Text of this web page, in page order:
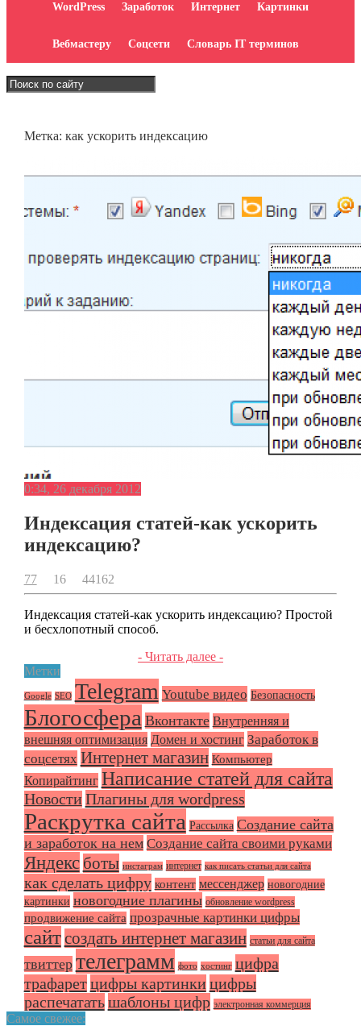
WordPress Заработок Интернет Картинки
Вебмастеру Соцсети Словарь IT терминов
Метка: как ускорить индексацию
0:34, 26 декабря 2012
Индексация статей-как ускорить
индексацию?
77 16 44162
Индексация статей-как ускорить индексацию? Простой
и бесхлопотный способ.
- Читать далее -
Метки
Google SEO Telegram Youtube видео Безопасность
Блогосфера Вконтакте Внутренняя и
внешняя оптимизация Домен и хостинг Заработок в
соцсетях Интернет магазин Компьютер
Копирайтинг Написание статей для сайта
Новости Плагины для wordpress
Раскрутка сайта Рассылка Создание сайта
и заработок на нем Создание сайта своими руками
Яндекс боты инстаграм интернет как писать статьи для сайта
как сделать цифру контент мессенджер новогодние
картинки новогодние плагины обновление wordpress
продвижение сайта прозрачные картинки цифры
сайтсоздать интернет магазин статьи для сайта
твиттер телеграмм фото хостинг цифра
трафарет цифры картинки цифры
распечатать шаблоны цифр электронная коммерция
Самое свежее: